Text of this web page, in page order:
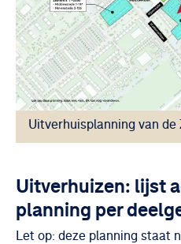
Uitverhuisplanning van de
Uitverhuizen: lijst
planning per
Let op: deze planning staat